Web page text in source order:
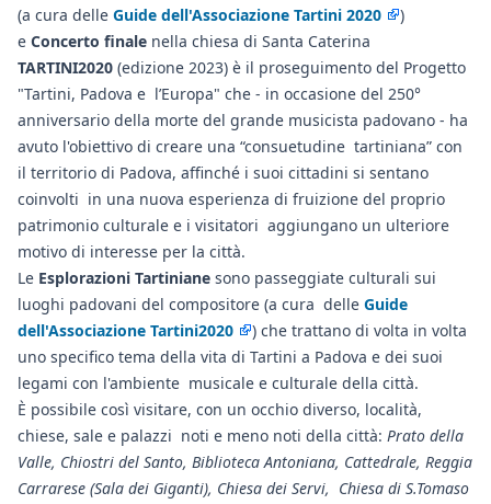
(a cura delle Guide dell'Associazione Tartini 2020
)
e Concerto finale nella chiesa di Santa Caterina
TARTINI2020 (edizione 2023) è il proseguimento del Progetto
"Tartini, Padova e l’Europa" che - in occasione del 250°
anniversario della morte del grande musicista padovano - ha
avuto l'obiettivo di creare una “consuetudine tartiniana” con
il territorio di Padova, affinché i suoi cittadini si sentano
coinvolti in una nuova esperienza di fruizione del proprio
patrimonio culturale e i visitatori aggiungano un ulteriore
motivo di interesse per la città.
Le Esplorazioni Tartiniane sono passeggiate culturali sui
luoghi padovani del compositore (a cura delle Guide
dell'Associazione Tartini2020
) che trattano di volta in volta
uno specifico tema della vita di Tartini a Padova e dei suoi
legami con l'ambiente musicale e culturale della città.
È possibile così visitare, con un occhio diverso, località,
chiese, sale e palazzi noti e meno noti della città: Prato della
Valle, Chiostri del Santo, Biblioteca Antoniana, Cattedrale, Reggia
Carrarese (Sala dei Giganti), Chiesa dei Servi, Chiesa di S.Tomaso